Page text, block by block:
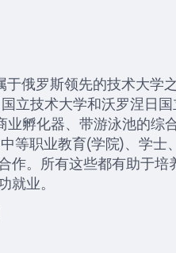
俄罗斯领先的技术大学
立技术大学和沃罗涅日
业孵化器、带游泳池的综
等职业教育(学院)、学士
作。所有这些都有助于
就业。